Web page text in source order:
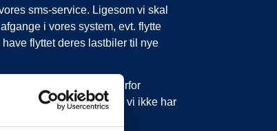
sms-service. Ligesom vi skal
i vores system, evt. flytte
flyttet deres lastbiler til nye
eller aflysninger. Derfor
eller skrive til os, da vi ikke har